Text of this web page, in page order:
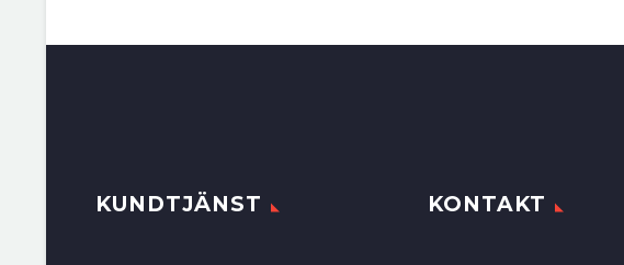
KUNDTJÄNST KONTAKT